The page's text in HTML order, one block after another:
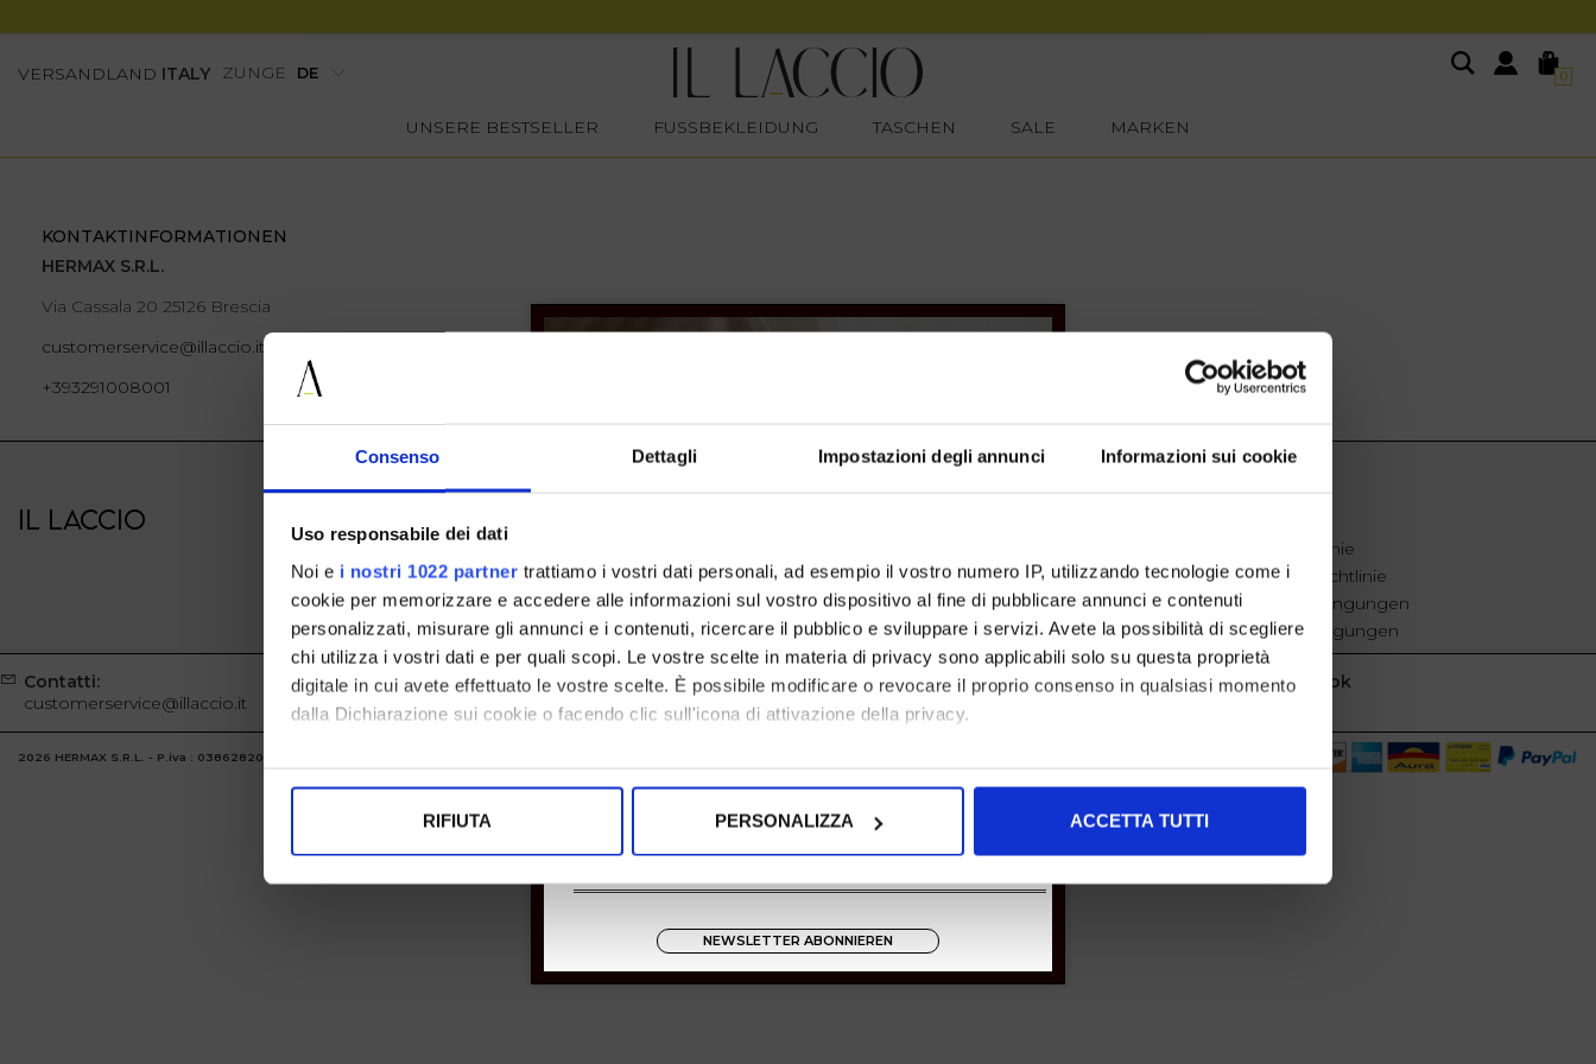
Consenso Dettagli Impostazioni degli annunci Informazioni sui cookie
Uso responsabile dei dati
Noi e i nostri 1022 partner trattiamo i vostri dati personali, ad esempio il vostro numero IP, utilizzando tecnologie come i
cookie per memorizzare e accedere alle informazioni sul vostro dispositivo al fine di pubblicare annunci e contenuti
personalizzati, misurare gli annunci e i contenuti, ricercare il pubblico e sviluppare i servizi. Avete la possibilità di scegliere
chi utilizza i vostri dati e per quali scopi. Le vostre scelte in materia di privacy sono applicabili solo su questa proprietà
digitale in cui avete effettuato le vostre scelte. È possibile modificare o revocare il proprio consenso in qualsiasi momento
dalla Dichiarazione sui cookie o facendo clic sull'icona di attivazione della privacy.
Con il tuo consenso, vorremmo anche:
Identificare il tuo dispositivo, scansionandolo attivamente alla ricerca di caratteristiche specifiche (impronte
digitali).
Approfondisci come vengono elaborati i tuoi dati personali e imposta le tue preferenze nella
RIFIUTA PERSONALIZZA ACCETTA TUTTI
VERSANDLAND ITALY ZUNGE 0
UNSERE BESTSELLER FUSSBEKLEIDUNG TASCHEN SALE MARKEN
KONTAKTINFORMATIONEN
HERMAX S.R.L.
Via Cassala 20 25126 Brescia
customerservice@illaccio.it
+393291008001
IL LACCIO
Zahlungen
Versand
Cookie-Richtlinie
Datenschutzrichtlinie
Geschäftsbedingungen
Verkaufsbedingungen
Contatti:
customerservice@illaccio.it
Whatsapp
+393291008001
Instagram Facebook
2026 HERMAX S.R.L. - P.iva : 03862820986 Powered by
NEWSLETTER ABONNIEREN